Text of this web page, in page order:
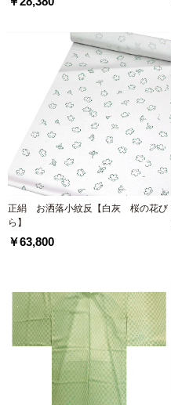
正絹 お洒落小紋反【白灰 桜の花び
ら】
￥63,800